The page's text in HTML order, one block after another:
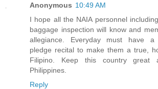
Anonymous 10:49 AM
I hope all the NAIA personnel
baggage inspection will know and
allegiance. Everyday must have a
pledge recital to make them a true,
Filipino. Keep this country great
Philippines.
Reply